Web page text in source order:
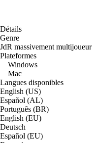
Détails
Genre
JdR massivement multijoueur
Plateformes
Windows
Mac
Langues disponibles
English (US)
Español (AL)
Português (BR)
English (EU)
Deutsch
Español (EU)